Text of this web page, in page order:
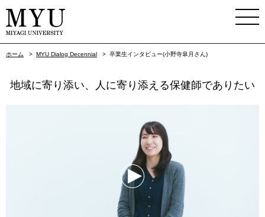
ホーム > MYU Dialog Decennial > 卒業生インタビュー(小野寺皐月さん)
地域に寄り添い、人に寄り添える保健師でありたい